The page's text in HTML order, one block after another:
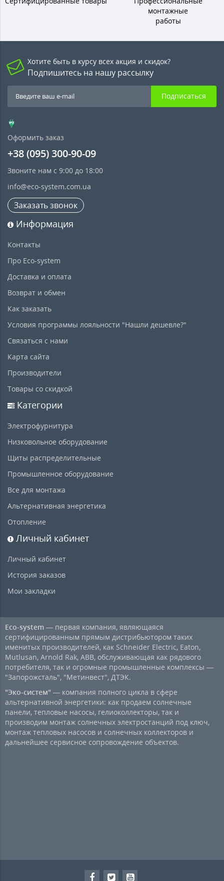
монтажные
работы
Хотите быть в курсу всех акция и скидок?
Подпишитесь на нашу рассылку
Подписаться
Оформить заказ
+38 (095) 300-90-09
Звоните нам с 9:00 до 18:00
info@eco-system.com.ua
Заказать звонок
Информация
Контакты
Про Eco-system
Доставка и оплата
Возврат и обмен
Как заказать
Условия программы лояльности "Нашли дешевле?"
Связаться с нами
Карта сайта
Производители
Товары со скидкой
Категории
Электрофурнитура
Низковольное оборудование
Щиты распределительные
Промышленное оборудование
Все для монтажа
Альтернативная энергетика
Отопление
Личный кабинет
Личный кабинет
История заказов
Мои закладки
Eco-system — первая компания, являющаяся
сертифицированным прямым дистрибьютором таких
именитых производителей, как Schneider Electric, Eaton,
Mutlusan, Arnold Rak, ABB, обслуживающая как рядового
потребителя, так и огромные промышленные комплексы —
"Запорожсталь", "Метинвест", ДТЭК.
"Эко-систем" — компания полного цикла в сфере
альтернативной энергетики: как продаем солнечные
панели, тепловые насосы, гелиоколлекторы, так и
производим монтаж солнечных электростанций под ключ,
монтаж тепловых насосов и солнечных коллекторов и
дальнейшее сервисное сопровождение объектов.